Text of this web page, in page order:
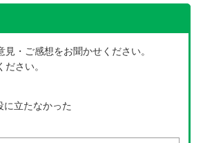
・ご感想をお聞かせください。
さい。
に立たなかった